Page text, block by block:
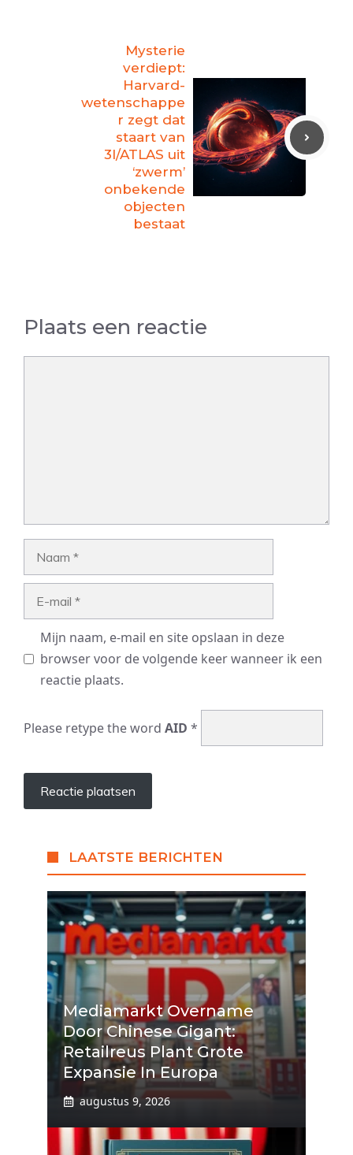
Mysterie
verdiept:
Harvard-
wetenschappe
r zegt dat
staart van
3I/ATLAS uit
‘zwerm’
onbekende
objecten
bestaat
Plaats een reactie
Mijn naam, e-mail en site opslaan in deze
browser voor de volgende keer wanneer ik een
reactie plaats.
Please retype the word AID *
LAATSTE BERICHTEN
Mediamarkt Overname
Door Chinese Gigant:
Retailreus Plant Grote
Expansie In Europa
augustus 9, 2026